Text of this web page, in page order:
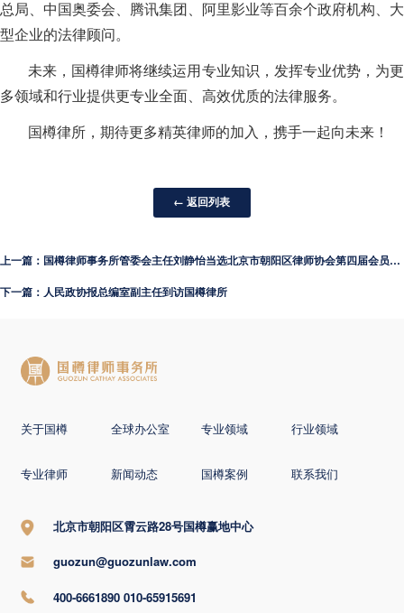
总局、中国奥委会、腾讯集团、阿里影业等百余个政府机构、大
型企业的法律顾问。
未来，国樽律师将继续运用专业知识，发挥专业优势，为更
多领域和行业提供更专业全面、高效优质的法律服务。
国樽律所，期待更多精英律师的加入，携手一起向未来！
← 返回列表
上一篇：国樽律师事务所管委会主任刘静怡当选北京市朝阳区律师协会第四届会员代表大会代表
下一篇：人民政协报总编室副主任到访国樽律所
关于国樽 全球办公室 专业领域 行业领域
专业律师 新闻动态 国樽案例 联系我们
北京市朝阳区霄云路28号国樽赢地中心
guozun@guozunlaw.com
400-6661890 010-65915691